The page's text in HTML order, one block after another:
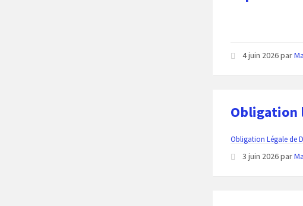
4 juin 2026par
Obligation
Obligation Légale de
3 juin 2026par